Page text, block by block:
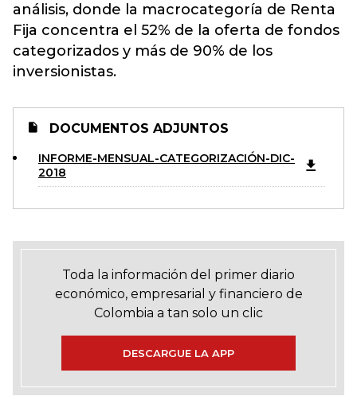
análisis, donde la macrocategoría de Renta
Fija concentra el 52% de la oferta de fondos
categorizados y más de 90% de los
inversionistas.
DOCUMENTOS ADJUNTOS
INFORME-MENSUAL-CATEGORIZACIÓN-DIC-
2018
Toda la información del primer diario
económico, empresarial y financiero de
Colombia a tan solo un clic
DESCARGUE LA APP